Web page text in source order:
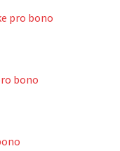
pro bono
bono